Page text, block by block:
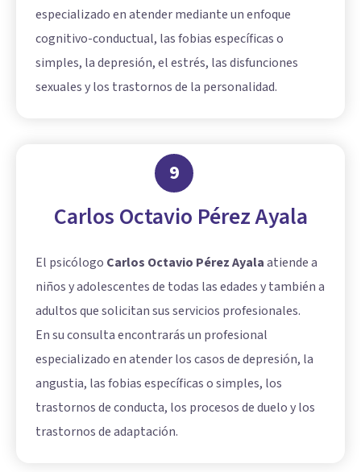
especializado en atender mediante un enfoque
cognitivo-conductual, las fobias específicas o
simples, la depresión, el estrés, las disfunciones
sexuales y los trastornos de la personalidad.
9
Carlos Octavio Pérez Ayala
El psicólogo Carlos Octavio Pérez Ayalaatiende a
niños y adolescentes de todas las edades y también a
adultos que solicitan sus servicios profesionales.
En su consulta encontrarás un profesional
especializado en atender los casos de depresión, la
angustia, las fobias específicas o simples, los
trastornos de conducta, los procesos de duelo y los
trastornos de adaptación.